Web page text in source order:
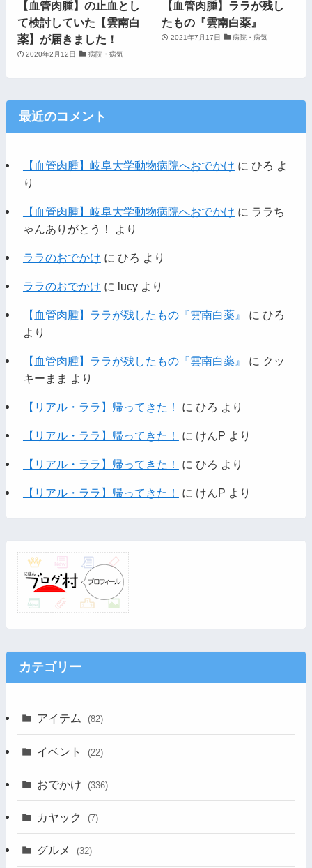
【血管肉腫】の止血とし
て検討していた【雲南白
薬】が届きました！
2020年2月12日 病院・病気
【血管肉腫】ララが残し
たもの『雲南白薬』
2021年7月17日 病院・病気
最近のコメント
【血管肉腫】岐阜大学動物病院へおでかけ に ひろ よ
り
【血管肉腫】岐阜大学動物病院へおでかけ に ララち
ゃんありがとう！
より
ララのおでかけ に ひろ より
ララのおでかけ に lucyより
【血管肉腫】ララが残したもの『雲南白薬』 に ひろ
より
【血管肉腫】ララが残したもの『雲南白薬』 に クッ
キーまま より
【リアル・ララ】帰ってきた！ に ひろ より
【リアル・ララ】帰ってきた！ に けんP より
【リアル・ララ】帰ってきた！ に ひろ より
【リアル・ララ】帰ってきた！ に けんP より
カテゴリー
アイテム (82)
イベント (22)
おでかけ (336)
カヤック (7)
グルメ (32)